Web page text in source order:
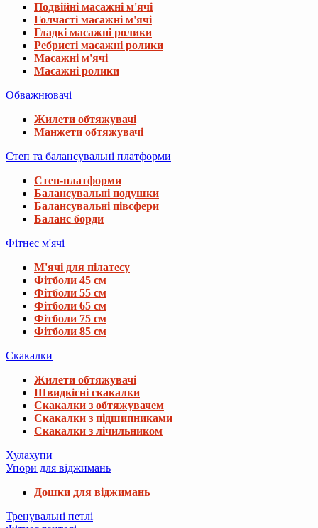
Подвійні масажні м'ячі
Голчасті масажні м'ячі
Гладкі масажні ролики
Ребристі масажні ролики
Масажні м'ячі
Масажні ролики
Обважнювачі
Жилети обтяжувачі
Манжети обтяжувачі
Степ та балансувальні платформи
Степ-платформи
Балансувальні подушки
Балансувальні півсфери
Баланс борди
Фітнес м'ячі
М'ячі для пілатесу
Фітболи 45 см
Фітболи 55 см
Фітболи 65 см
Фітболи 75 см
Фітболи 85 см
Скакалки
Жилети обтяжувачі
Швидкісні скакалки
Скакалки з обтяжувачем
Скакалки з підшипниками
Скакалки з лічильником
Хулахупи
Упори для віджимань
Дошки для віджимань
Тренувальні петлі